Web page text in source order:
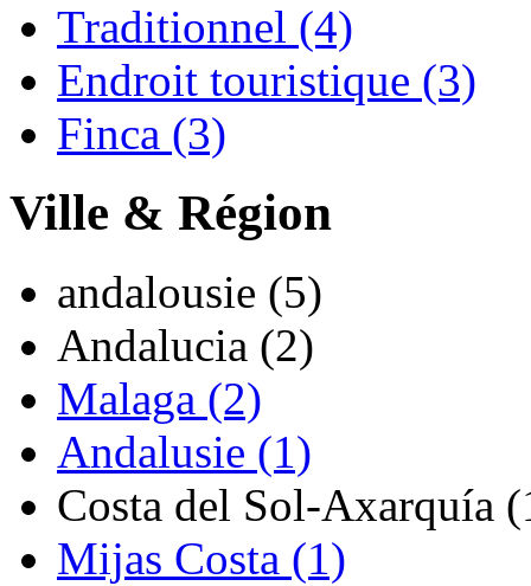
Traditionnel (4)
Endroit touristique (3)
Finca (3)
Ville & Région
andalousie (5)
Andalucia (2)
Malaga (2)
Andalusie (1)
Costa del Sol-Axarquía
Mijas Costa (1)